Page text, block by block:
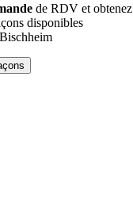
de RDV et obtenez
disponibles